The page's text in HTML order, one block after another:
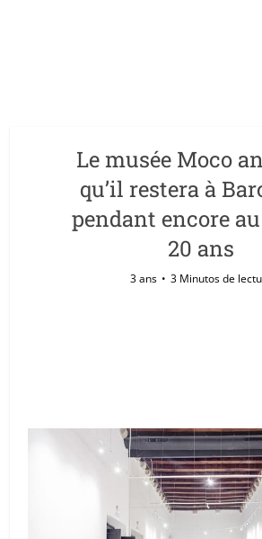
Le musée Moco
qu’il restera à
pendant encore
20 ans
3 ans 3 Minutos de